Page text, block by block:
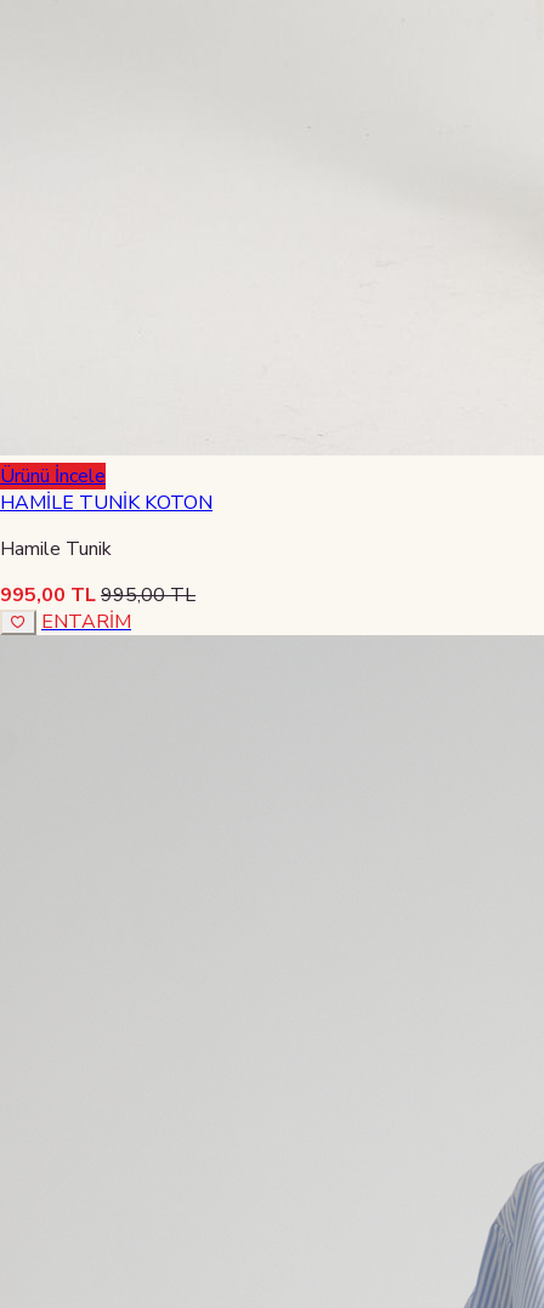
Ürünü İncele
HAMİLE TUNİK KOTON
Hamile Tunik
995,00 TL995,00 TL
ENTARİM